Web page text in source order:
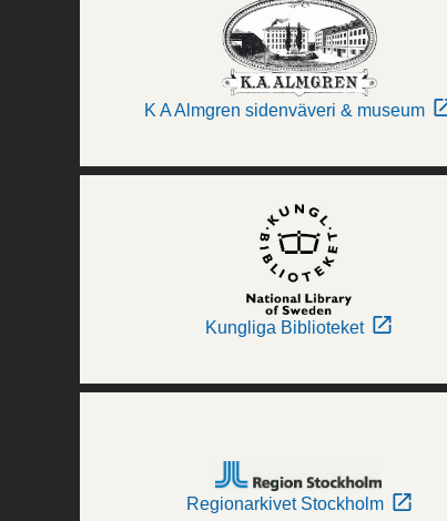
K A Almgren sidenväveri & museum
Kungliga Biblioteket
Regionarkivet Stockholm